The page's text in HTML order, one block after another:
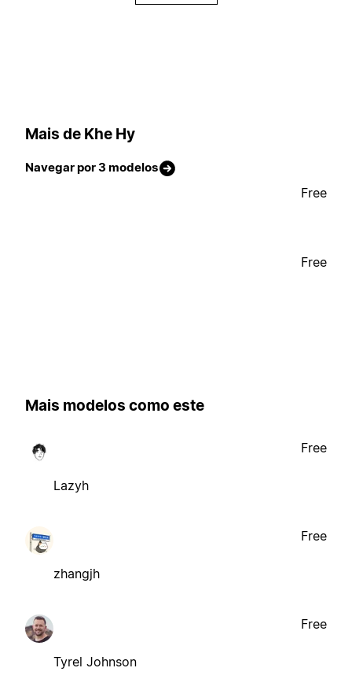
Mais de Khe Hy
Navegar por 3 modelos
Free
Free
Mais modelos como este
Lazyh
Free
zhangjh
Free
Tyrel Johnson
Free